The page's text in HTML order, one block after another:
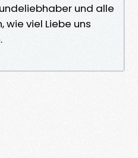
und alle
wie viel Liebe uns